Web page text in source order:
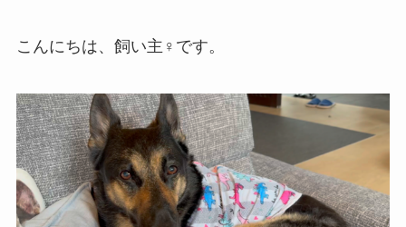
こんにちは、飼い主♀です。